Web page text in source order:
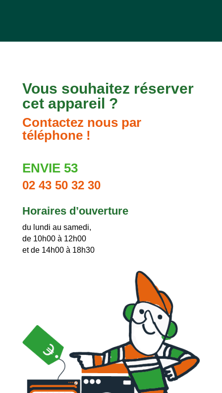
Vous souhaitez réserver
cet appareil ?
Contactez nous par
téléphone !
ENVIE 53
02 43 50 32 30
Horaires d’ouverture
du lundi au samedi,
de 10h00 à 12h00
et de 14h00 à 18h30